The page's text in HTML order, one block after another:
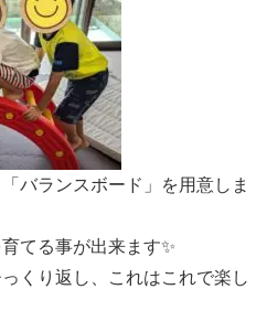
バランスボード」を用意しま
てる事が出来ます✨
くり返し、これはこれで楽し